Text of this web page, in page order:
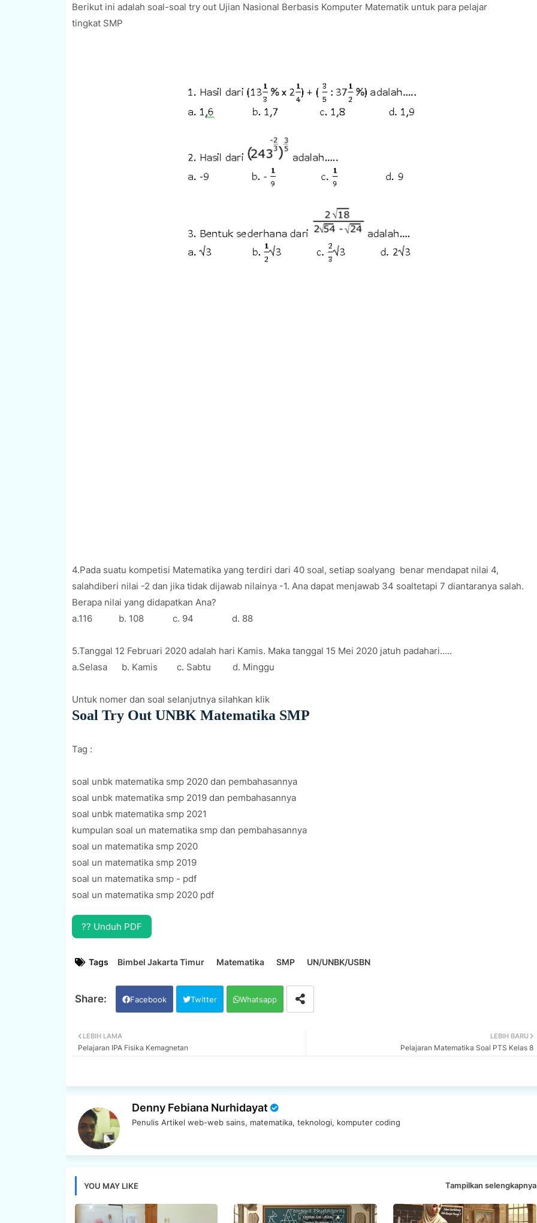
Berikut ini adalah soal-soal try out Ujian Nasional Berbasis Komputer Matematik untuk para pelajar
tingkat SMP
4.Pada suatu kompetisi Matematika yang terdiri dari 40 soal, setiap soalyang benar mendapat nilai 4,
salahdiberi nilai -2 dan jika tidak dijawab nilainya -1. Ana dapat menjawab 34 soaltetapi 7 diantaranya salah.
Berapa nilai yang didapatkan Ana?
a.116
b. 108 c. 94 d. 88
5.Tanggal 12 Februari 2020 adalah hari Kamis. Maka tanggal 15 Mei 2020 jatuh padahari…..
a.Selasa
b. Kamis c. Sabtu d. Minggu
Untuk nomer dan soal selanjutnya silahkan klik
Soal Try Out UNBK Matematika SMP
Tag :
soal unbk matematika smp 2020 dan pembahasannya
soal unbk matematika smp 2019 dan pembahasannya
soal unbk matematika smp 2021
kumpulan soal un matematika smp dan pembahasannya
soal un matematika smp 2020
soal un matematika smp 2019
soal un matematika smp - pdf
soal un matematika smp 2020 pdf
?? Unduh PDF
Tags Bimbel Jakarta Timur Matematika SMP UN/UNBK/USBN
Facebook Twitter Whatsapp
LEBIH BARU
Pelajaran Matematika Soal PTS Kelas 8
LEBIH LAMA
Pelajaran IPA Fisika Kemagnetan
Denny Febiana Nurhidayat
Penulis Artikel web-web sains, matematika, teknologi, komputer coding
YOU MAY LIKE Tampilkan selengkapnya